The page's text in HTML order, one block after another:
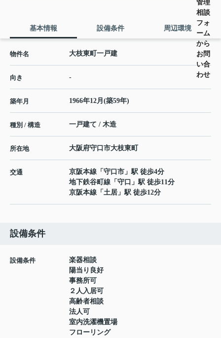
管理
相談
フォ
ーム
から
お問
い合
わせ
基本情報 設備条件 周辺環境
物件名 大枝東町一戸建
向き -
築年月 1966年12月(築59年)
種別 / 構造 一戸建て / 木造
所在地 大阪府守口市大枝東町
交通 京阪本線 「 守口市 」駅 徒歩4分
地下鉄谷町線 「 守口 」駅 徒歩11分
京阪本線 「 土居 」駅 徒歩12分
設備条件
設備条件
楽器相談
陽当り良好
事務所可
２人入居可
高齢者相談
法人可
室内洗濯機置場
フローリング